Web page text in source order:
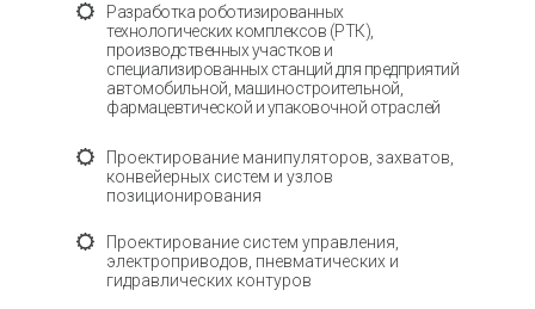
Разработка роботизированных
технологических комплексов (РТК),
производственных участков и
специализированных станций для предприятий
автомобильной, машиностроительной,
фармацевтической и упаковочной отраслей
Проектирование систем управления,
электроприводов, пневматических и
гидравлических контуров
Проектирование манипуляторов, захватов,
конвейерных систем и узлов
позиционирования